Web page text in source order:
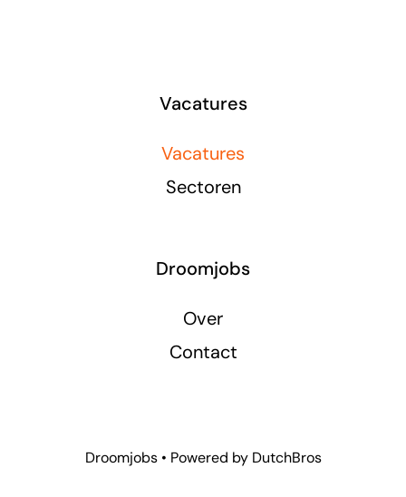
Vacatures
Vacatures
Sectoren
Droomjobs
Over
Contact
Droomjobs • Powered by DutchBros